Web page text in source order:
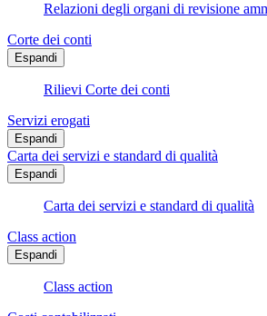
Relazioni degli organi di revisione
Corte dei conti
Espandi
Rilievi Corte dei conti
Servizi erogati
Espandi
Carta dei servizi e standard di qualità
Espandi
Carta dei servizi e standard di qualità
Class action
Espandi
Class action